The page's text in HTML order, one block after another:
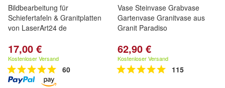
Bildbearbeitung für
Schiefertafeln & Granitplatten
von LaserArt24 de
17,00 €
Kostenloser Versand
60
Vase Steinvase Grabvase
Gartenvase Granitvase aus
Granit Paradiso
62,90 €
Kostenloser Versand
115